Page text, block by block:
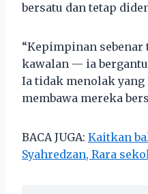
bersatu dan tetap
“Kepimpinan
kawalan — ia
Ia tidak menolak
membawa mereka
BACA JUGA: Kaitkan
Syahredzan, Rara